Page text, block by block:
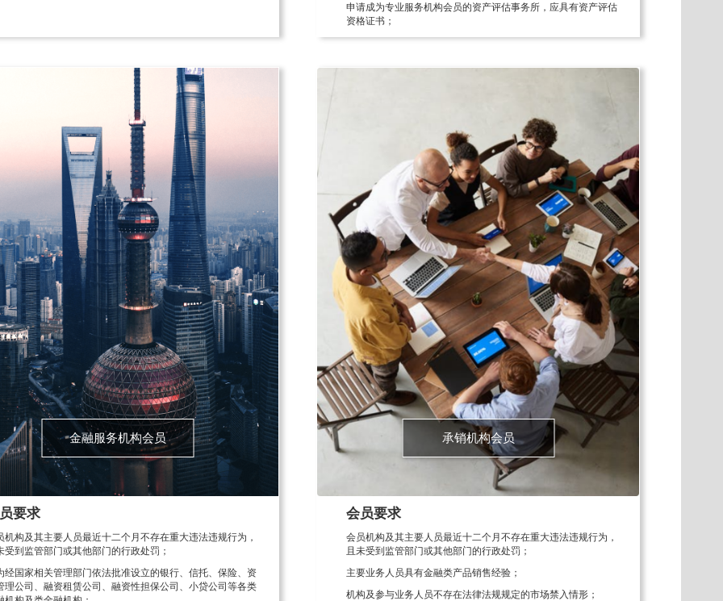
申请成为专业服务机构会员的资产评估事务所，应具有资产评估
资格证书；
金融服务机构会员
要求
机构及其主要人员最近十二个月不存在重大违法违规行为，
受到监管部门或其他部门的行政处罚；
经国家相关管理部门依法批准设立的银行、信托、保险、资
理公司、融资租赁公司、融资性担保公司、小贷公司等各类
承销机构会员
会员要求
会员机构及其主要人员最近十二个月不存在重大违法违规行为，
且未受到监管部门或其他部门的行政处罚；
主要业务人员具有金融类产品销售经验；
机构及参与业务人员不存在法律法规规定的市场禁入情形；